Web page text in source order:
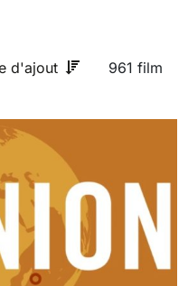
d'ajout 961 film